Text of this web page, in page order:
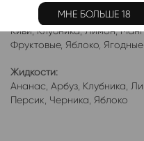
Электронки:
Арбуз ,Бабл-Гам,
Киви,Клубника,Лимон,
Фруктовые, Яблоко Ягодные
Жидкости:
Ананас Арбуз Клубника
Персик Черника Яблоко
МНЕ БОЛЬШЕ 18